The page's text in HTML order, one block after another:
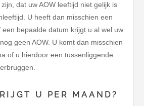
dat uw AOW leeftijd niet gelijk is
U heeft dan misschien een
een bepaalde datum krijgt u al wel uw
geen AOW. U komt dan misschien
of u hierdoor een tussenliggende
U PER MAAND?